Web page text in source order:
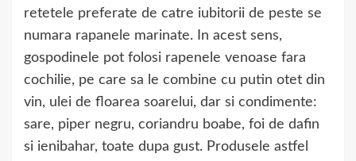
retetele preferate de catre iubitorii de peste se
numara rapanele marinate. In acest sens,
gospodinele pot folosi rapenele venoase fara
cochilie, pe care sa le combine cu putin otet din
vin, ulei de floarea soarelui, dar si condimente:
sare, piper negru, coriandru boabe, foi de dafin
si ienibahar, toate dupa gust. Produsele astfel